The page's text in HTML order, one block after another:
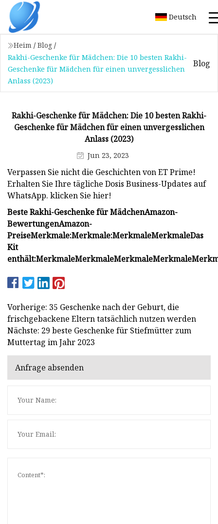
Deutsch
Heim / Blog /
Rakhi-Geschenke für Mädchen: Die 10 besten Rakhi-
Geschenke für Mädchen für einen unvergesslichen
Anlass (2023)
Blog
Rakhi-Geschenke für Mädchen: Die 10 besten Rakhi-
Geschenke für Mädchen für einen unvergesslichen
Anlass (2023)
Jun 23, 2023
Verpassen Sie nicht die Geschichten von ET Prime!
Erhalten Sie Ihre tägliche Dosis Business-Updates auf
WhatsApp. klicken Sie hier!
Beste Rakhi-Geschenke für MädchenAmazon-
BewertungenAmazon-
PreiseMerkmale:Merkmale:MerkmaleMerkmaleDas
Kit
enthält:MerkmaleMerkmaleMerkmaleMerkmale
Vorherige: 35 Geschenke nach der Geburt, die
frischgebackene Eltern tatsächlich nutzen werden
Nächste: 29 beste Geschenke für Stiefmütter zum
Muttertag im Jahr 2023
Anfrage absenden